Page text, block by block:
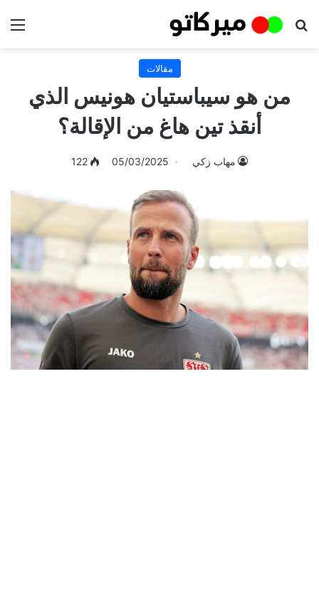
بحث عن
مقالات
من هو سيباستيان هونيس الذي
أنقذ تين هاغ من الإقالة؟
مهاب زكي 05/03/2025
122